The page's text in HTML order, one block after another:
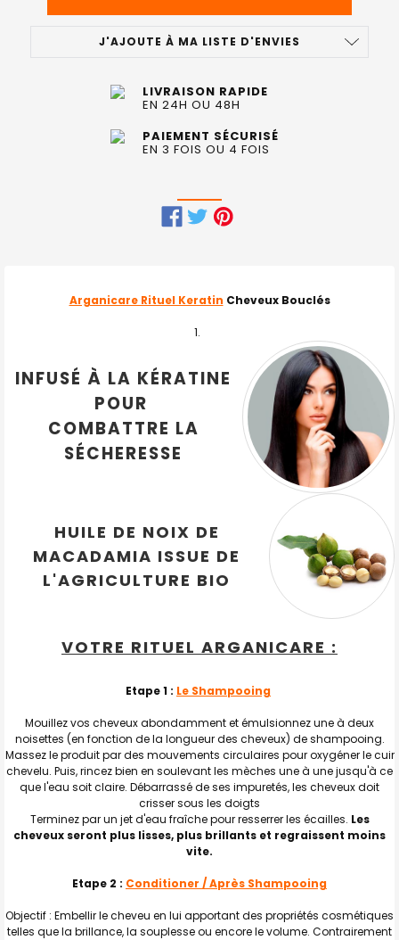
J'AJOUTE À MA LISTE D'ENVIES
LIVRAISON RAPIDE
EN 24H OU 48H
PAIEMENT SÉCURISÉ
EN 3 FOIS OU 4 FOIS
ENSEMBLE
SELECTIONNER
J'AJOUTE
SÉLECTION
AU PANIER
Arganicare Rituel Keratin Cheveux Bouclés
INFUSÉ À LA KÉRATINE
POUR
COMBATTRE LA
SÉCHERESSE
HUILE DE NOIX DE
MACADAMIA ISSUE DE
L'AGRICULTURE BIO
VOTRE RITUEL ARGANICARE :
Etape 1 : Le Shampooing
Mouillez vos cheveux abondamment et émulsionnez une à deux
noisettes (en fonction de la longueur des cheveux) de shampooing.
Massez le produit par des mouvements circulaires pour oxygéner le cuir
chevelu. Puis, rincez bien en soulevant les mèches une à une jusqu'à ce
que l'eau soit claire. Débarrassé de ses impuretés, les cheveux doit
crisser sous les doigts
Terminez par un jet d'eau fraîche pour resserrer les écailles. Les
cheveux seront plus lisses, plus brillants et regraissent moins
vite.
Etape 2 : Conditioner / Après Shampooing
Objectif : Embellir le cheveu en lui apportant des propriétés cosmétiques
telles que la brillance, la souplesse ou encore le volume. Contrairement